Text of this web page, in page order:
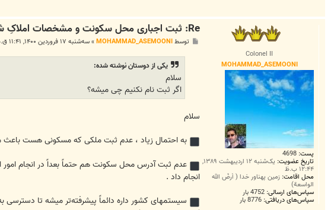
Colonel II
MOHAMMAD_ASEMOONI
پست: 4698
تاریخ عضویت: یک‌شنبه ۱۲ اردیبهشت ۱۳۸۹,
۱۲:۴۴ ب.ظ
محل اقامت: زمین پهناور خدا ( أرضُ الله
الواسعة)
سپاس‌های ارسالی: 4752 بار
سپاس‌های دریافتی: 8776 بار
Re: ثبت اجباری محل سکونت و مشخصات املاکِ شخصی در سامانه ملی املاک و اسکان
توسطMOHAMMAD_ASEMOONI
»سه‌شنبه ۱۷ فروردین ۱۴۰۰, ۱۱:۴۱ ق.ظ
یکی از دوستان نوشته شده:
سلام
اگر ثبت نام نکنیم چی میشه؟
سلام
به احتمال زیاد ، عدم ثبت ملکی که مسکونی هست
عدم ثبت آدرس محل سکونت هم حتماً بعداً در انجام
انجام داد .
سیستمهای کشور داره دائماً پیشرفته‌تر میشه تا دسترسی